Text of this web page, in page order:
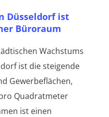
Düsseldorf ist
Büroraum
Wachstums
ist die steigende
Gewerbeflächen,
Quadratmeter
ist einen